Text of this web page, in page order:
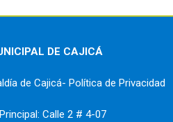
DE CAJICÁ
de Cajicá- Política de Privacidad
Calle 2 # 4-07